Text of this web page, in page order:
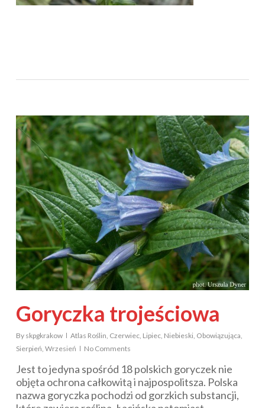
Goryczka trojeściowa
By skpgkrakow Atlas Roślin, Czerwiec, Lipiec, Niebieski, Obowiązująca,
Sierpień, Wrzesień No Comments
Jest to jedyna spośród 18 polskich goryczek nie
objęta ochrona całkowitą i najpospolitsza. Polska
nazwa goryczka pochodzi od gorzkich substancji,